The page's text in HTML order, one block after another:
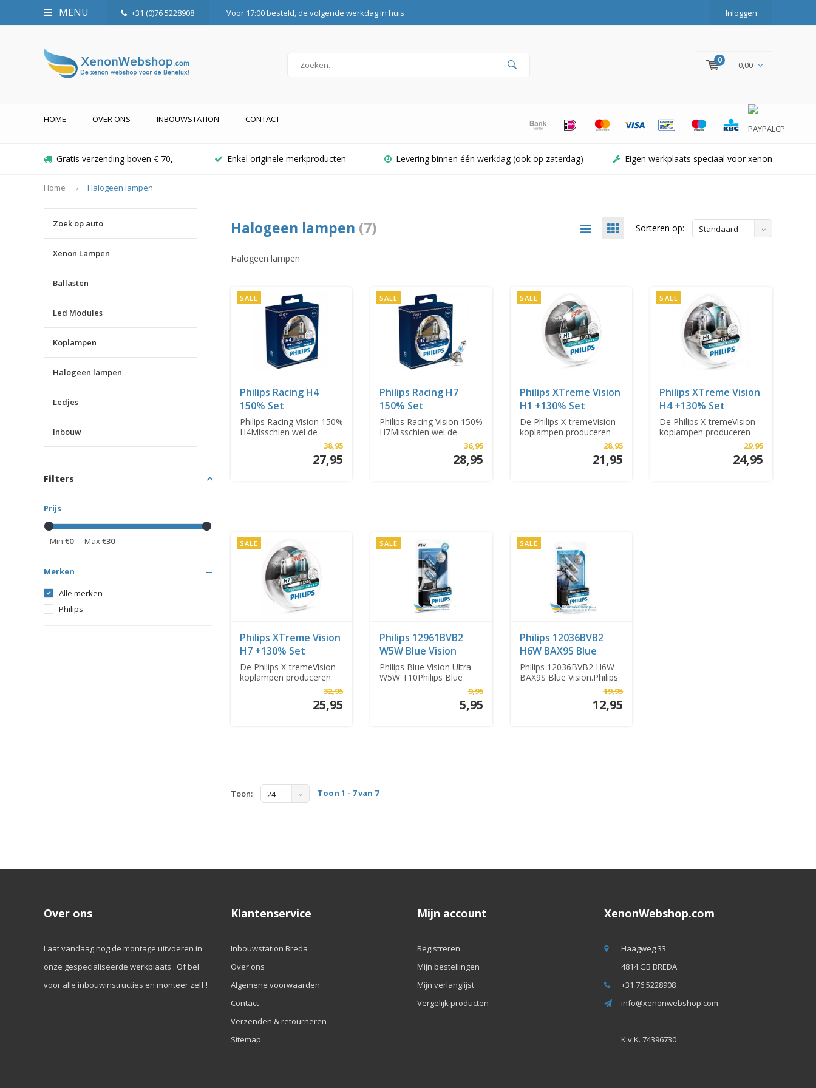
MENU +31 (0)76 5228908 Voor 17:00 besteld, de volgende werkdag in huis Inloggen
0 0,00
HOME OVER ONS INBOUWSTATION CONTACT
Gratis verzending boven € 70,- Enkel originele merkproducten Levering binnen één werkdag (ook op zaterdag) Eigen werkplaats speciaal voor xenon
Home Halogeen lampen
Zoek op auto
Xenon Lampen
Ballasten
Led Modules
Koplampen
Halogeen lampen
Ledjes
Inbouw
Filters
Prijs
Min €0 Max €30
Merken
Alle merken
Philips
Halogeen lampen (7) Sorteren op: Standaard
Halogeen lampen
SALE
Philips Racing H4
150% Set
Philips Racing Vision 150%
H4Misschien wel de
38,95
27,95
SALE
Philips Racing H7
150% Set
Philips Racing Vision 150%
H7Misschien wel de
36,95
28,95
SALE
Philips XTreme Vision
H1 +130% Set
De Philips X-tremeVision-
koplampen produceren
28,95
21,95
SALE
Philips XTreme Vision
H4 +130% Set
De Philips X-tremeVision-
koplampen produceren
29,95
24,95
SALE
Philips XTreme Vision
H7 +130% Set
De Philips X-tremeVision-
koplampen produceren
32,95
25,95
SALE
Philips 12961BVB2
W5W Blue Vision
Philips Blue Vision Ultra
W5W T10Philips Blue
9,95
5,95
SALE
Philips 12036BVB2
H6W BAX9S Blue
Vision
Philips 12036BVB2 H6W
BAX9S Blue Vision.Philips
19,95
12,95
Toon: 24 Toon 1 - 7 van 7
Over ons
Laat vandaag nog de montage uitvoeren in
onze gespecialiseerde werkplaats . Of bel
voor alle inbouwinstructies en monteer zelf !
Klantenservice
Inbouwstation Breda
Over ons
Algemene voorwaarden
Contact
Verzenden & retourneren
Sitemap
Mijn account
Registreren
Mijn bestellingen
Mijn verlanglijst
Vergelijk producten
XenonWebshop.com
Haagweg 33
4814 GB BREDA
+31 76 5228908
info@xenonwebshop.com
K.v.K. 74396730